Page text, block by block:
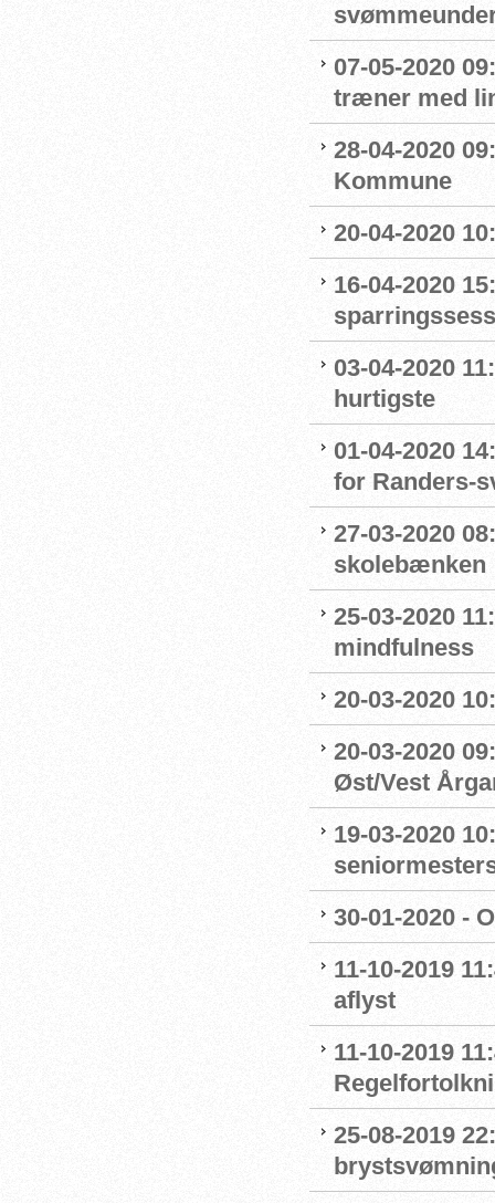
07-05-2020
træner med
28-04-2020
Kommune
20-04-2020
16-04-2020
03-04-2020
hurtigste
01-04-2020
for Randers-
27-03-2020
skolebænken
25-03-2020
mindfulness
20-03-2020
20-03-2020
Øst/Vest
19-03-2020
30-01-2020 -
11-10-2019
aflyst
11-10-2019
25-08-2019